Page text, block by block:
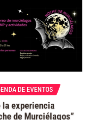
DE EVENTOS
la experiencia
de Murciélagos”